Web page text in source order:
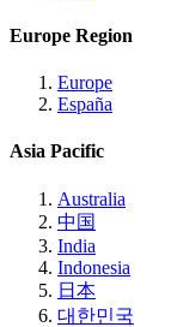
Europe Region
Europe
España
Asia Pacific
Australia
中国
India
Indonesia
日本
대한민국